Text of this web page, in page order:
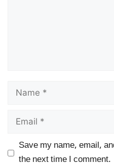
Name
Email
Save my name, email,
the next time I comment.